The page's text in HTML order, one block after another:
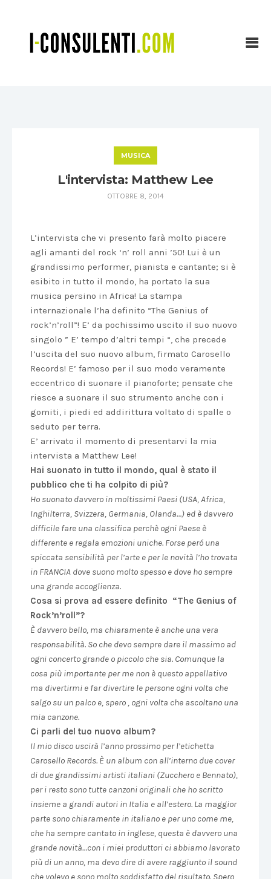
MUSICA
L'intervista: Matthew Lee
OTTOBRE 8, 2014
L’intervista che vi presento farà molto piacere
agli amanti del rock ‘n’ roll anni ’50! Lui è un
grandissimo performer, pianista e cantante; si è
esibito in tutto il mondo, ha portato la sua
musica persino in Africa! La stampa
internazionale l’ha definito “The Genius of
rock’n’roll”! E’ da pochissimo uscito il suo nuovo
singolo ” E’ tempo d’altri tempi “, che precede
l’uscita del suo nuovo album, firmato Carosello
Records! E’ famoso per il suo modo veramente
eccentrico di suonare il pianoforte; pensate che
riesce a suonare il suo strumento anche con i
gomiti, i piedi ed addirittura voltato di spalle o
seduto per terra.
E’ arrivato il momento di presentarvi la mia
intervista a Matthew Lee!
Hai suonato in tutto il mondo, qual è stato il
pubblico che ti ha colpito di più?
Ho suonato davvero in moltissimi Paesi (USA, Africa,
Inghilterra, Svizzera, Germania, Olanda…) ed è davvero
difficile fare una classifica perchè ogni Paese è
differente e regala emozioni uniche. Forse peró una
spiccata sensibilità per l’arte e per le novità l’ho trovata
in FRANCIA dove suono molto spesso e dove ho sempre
una grande accoglienza.
Cosa si prova ad essere definito “The Genius of
Rock’n’roll”?
È davvero bello, ma chiaramente è anche una vera
responsabilità. So che devo sempre dare il massimo ad
ogni concerto grande o piccolo che sia. Comunque la
cosa più importante per me non è questo appellativo
ma divertirmi e far divertire le persone ogni volta che
salgo su un palco e, spero , ogni volta che ascoltano una
mia canzone.
Ci parli del tuo nuovo album?
Il mio disco uscirà l’anno prossimo per l’etichetta
Carosello Records. È un album con all’interno due cover
di due grandissimi artisti italiani (Zucchero e Bennato),
per i resto sono tutte canzoni originali che ho scritto
insieme a grandi autori in Italia e all’estero. La maggior
parte sono chiaramente in italiano e per uno come me,
che ha sempre cantato in inglese, questa è davvero una
grande novità…con i miei produttori ci abbiamo lavorato
più di un anno, ma devo dire di avere raggiunto il sound
che volevo e sono molto soddisfatto del risultato. Spero